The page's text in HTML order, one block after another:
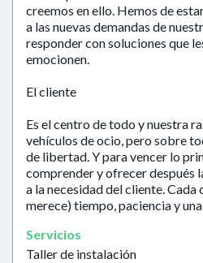
creemos en ello. Hemos de
a las nuevas demandas de
responder con soluciones que
emocionen.
El cliente
Es el centro de todo y nuestra
vehículos de ocio, pero sobre
de libertad. Y para vencer lo
comprender y ofrecer después
a la necesidad del cliente. Cada
merece) tiempo, paciencia y
Servicios
Taller de instalación